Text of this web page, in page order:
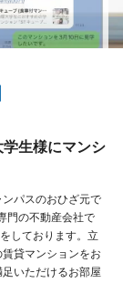
生様にマンシ
パスのおひざ元で
門の不動産会社で
しております。立
貸マンションをお
いただけるお部屋